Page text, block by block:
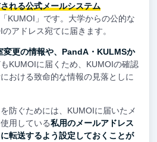
れる公式メールシステム
KUMOI」です。大学からの公的な
アドレス宛てに届きます。
変更の情報や、PandA・KULMSか
KUMOIに届くため、KUMOIの確認
おける致命的な情報の見落としに
防ぐためには、KUMOIに届いたメ
用している私用のメールアドレス
転送するよう設定しておくことが